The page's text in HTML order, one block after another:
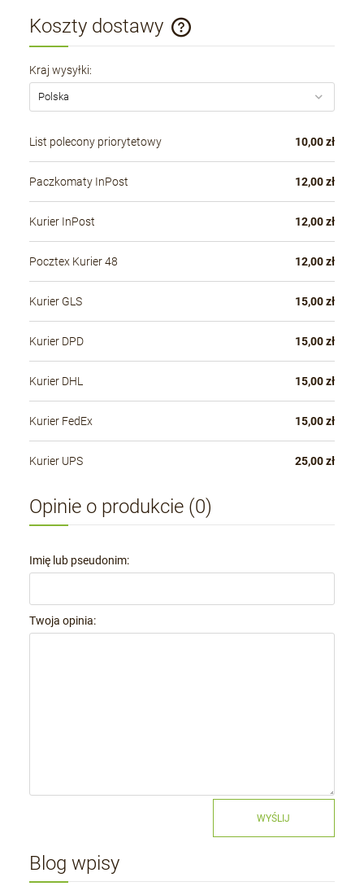
Koszty dostawy
Cena nie zawiera ewentualnych kosztów płatności
Kraj wysyłki:
List polecony priorytetowy 10,00 zł
Paczkomaty InPost 12,00 zł
Kurier InPost 12,00 zł
Pocztex Kurier 48 12,00 zł
Kurier GLS 15,00 zł
Kurier DPD 15,00 zł
Kurier DHL 15,00 zł
Kurier FedEx 15,00 zł
Kurier UPS 25,00 zł
Opinie o produkcie (0)
Imię lub pseudonim:
Twoja opinia:
WYŚLIJ
Blog wpisy